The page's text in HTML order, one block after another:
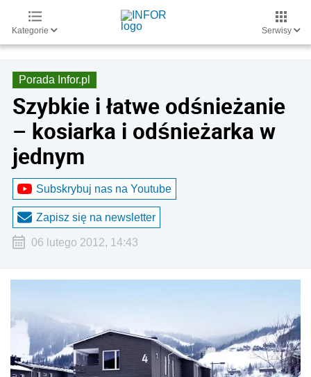
Kategorie Serwisy
Porada Infor.pl
Szybkie i łatwe odśnieżanie
– kosiarka i odśnieżarka w
jednym
Subskrybuj nas na Youtube
Zapisz się na newsletter
06 lutego 2012, 14:43